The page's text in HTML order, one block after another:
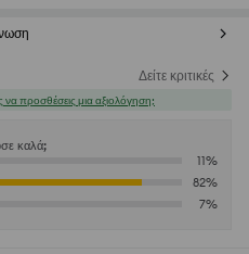
Δείτε κριτικές
να προσθέσεις μια αξιολόγηση;
καλά;
11%
82%
7%